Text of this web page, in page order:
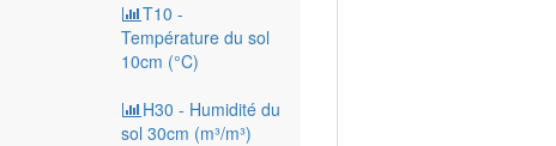
T10 -
Température du sol
10cm (°C)
H30 - Humidité du
sol 30cm (m³/m³)